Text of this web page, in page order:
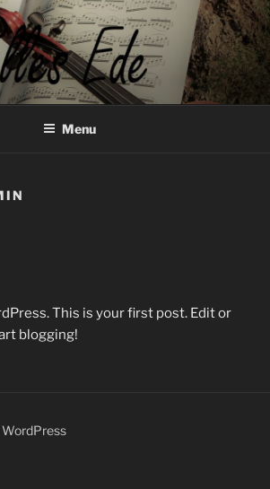
EDE
Menu
This is your first post. Edit or
blogging!